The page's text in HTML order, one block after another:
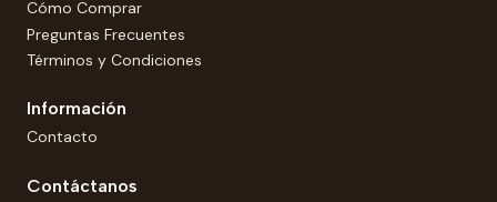
Cómo Comprar
Preguntas Frecuentes
Términos y Condiciones
Información
Contacto
Contáctanos